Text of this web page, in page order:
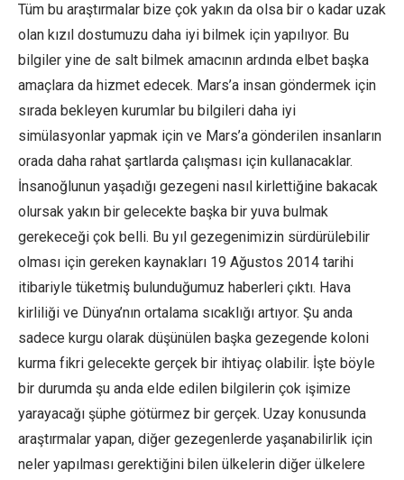
Tüm bu araştırmalar bize çok yakın da olsa bir o kadar uzak
olan kızıl dostumuzu daha iyi bilmek için yapılıyor. Bu
bilgiler yine de salt bilmek amacının ardında elbet başka
amaçlara da hizmet edecek. Mars’a insan göndermek için
sırada bekleyen kurumlar bu bilgileri daha iyi
simülasyonlar yapmak için ve Mars’a gönderilen insanların
orada daha rahat şartlarda çalışması için kullanacaklar.
İnsanoğlunun yaşadığı gezegeni nasıl kirlettiğine bakacak
olursak yakın bir gelecekte başka bir yuva bulmak
gerekeceği çok belli. Bu yıl gezegenimizin sürdürülebilir
olması için gereken kaynakları 19 Ağustos 2014 tarihi
itibariyle tüketmiş bulunduğumuz haberleri çıktı. Hava
kirliliği ve Dünya’nın ortalama sıcaklığı artıyor. Şu anda
sadece kurgu olarak düşünülen başka gezegende koloni
kurma fikri gelecekte gerçek bir ihtiyaç olabilir. İşte böyle
bir durumda şu anda elde edilen bilgilerin çok işimize
yarayacağı şüphe götürmez bir gerçek. Uzay konusunda
araştırmalar yapan, diğer gezegenlerde yaşanabilirlik için
neler yapılması gerektiğini bilen ülkelerin diğer ülkelere